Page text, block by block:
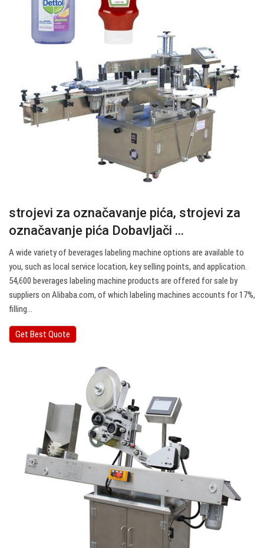
strojevi za označavanje pića, strojevi za
označavanje pića Dobavljači ...
A wide variety of beverages labeling machine options are available to
you, such as local service location, key selling points, and application.
54,600 beverages labeling machine products are offered for sale by
suppliers on Alibaba.com, of which labeling machines accounts for 17%,
filling…
Get Best Quote